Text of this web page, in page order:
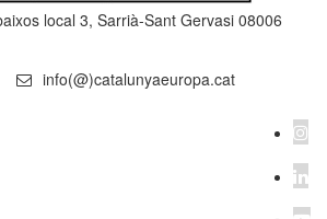
local 3, Sarrià-Sant Gervasi 08006
info(@)catalunyaeuropa.cat